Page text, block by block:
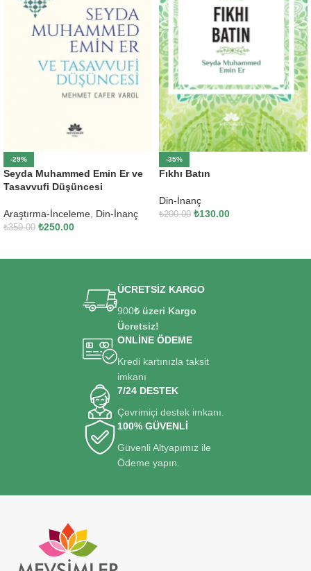
-29%
Seyda Muhammed Emin Er ve
Tasavvufi Düşüncesi
Araştırma-İnceleme Din-İnanç
₺350.00 ₺250.00
-35%
Fıkhı Batın
Din-İnanç
₺200.00 ₺130.00
ÜCRETSİZ KARGO
900₺ üzeri Kargo
Ücretsiz!
ONLİNE ÖDEME
Kredi kartınızla taksit
imkanı
7/24 DESTEK
Çevrimiçi destek imkanı.
100% GÜVENLİ
Güvenli Altyapımız ile
Ödeme yapın.